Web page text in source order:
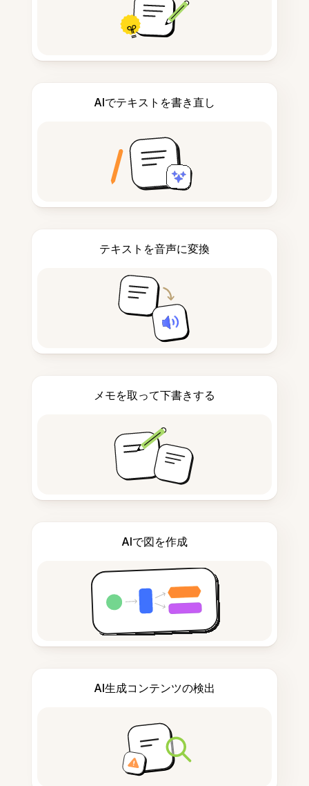
AIでテキストを書き直し
テキストを音声に変換
メモを取って下書きする
AIで図を作成
AI生成コンテンツの検出